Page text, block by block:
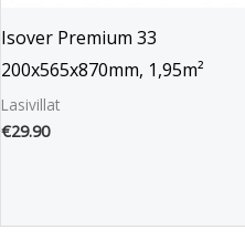
Isover Premium 33
200x565x870mm, 1,95m²
Lasivillat
€29.90